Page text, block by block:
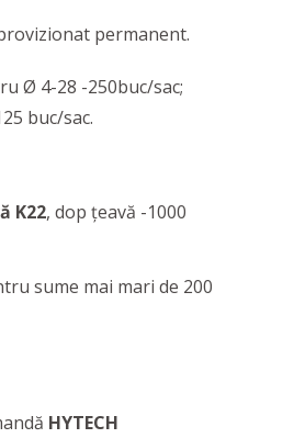
permanent.
Ø 4-28 -250buc/sac;
buc/sac.
K22, dop țeavă -1000
sume mai mari de 200
HYTECH